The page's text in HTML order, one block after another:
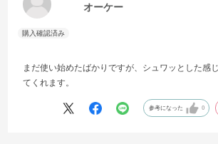
オーケー
まだ使い始めたばかりですが、シュワッとした感
てくれます。
参考になった 0